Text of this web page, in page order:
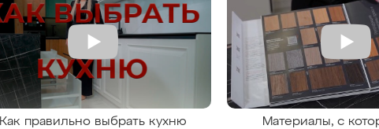
Как правильно выбрать кухню
Материалы, с